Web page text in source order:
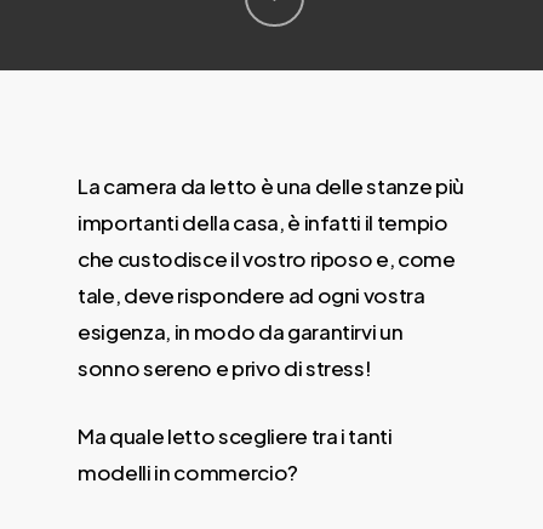
La camera da letto è una delle stanze più
importanti della casa, è infatti il tempio
che custodisce il vostro riposo e, come
tale, deve rispondere ad ogni vostra
esigenza, in modo da garantirvi un
sonno sereno e privo di stress!
Ma quale letto scegliere tra i tanti
modelli in commercio?